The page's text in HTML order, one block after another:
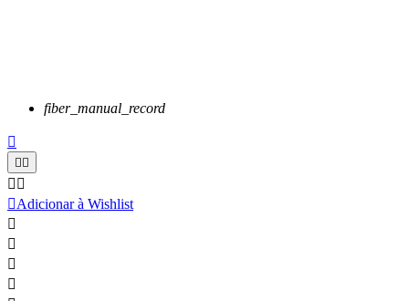
fiber_manual_record


 
Adicionar à Wishlist



